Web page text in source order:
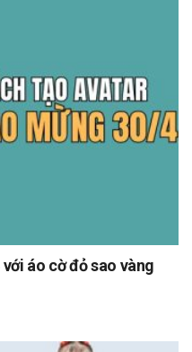
áo cờ đỏ sao vàng